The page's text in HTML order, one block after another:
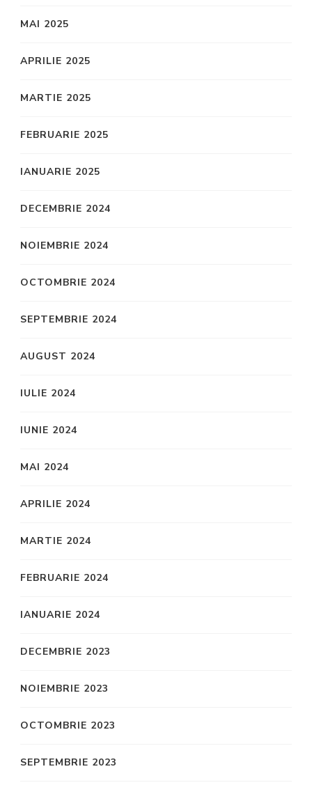
MAI 2025
APRILIE 2025
MARTIE 2025
FEBRUARIE 2025
IANUARIE 2025
DECEMBRIE 2024
NOIEMBRIE 2024
OCTOMBRIE 2024
SEPTEMBRIE 2024
AUGUST 2024
IULIE 2024
IUNIE 2024
MAI 2024
APRILIE 2024
MARTIE 2024
FEBRUARIE 2024
IANUARIE 2024
DECEMBRIE 2023
NOIEMBRIE 2023
OCTOMBRIE 2023
SEPTEMBRIE 2023